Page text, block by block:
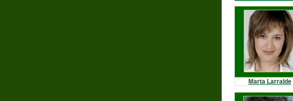
Marta Larralde